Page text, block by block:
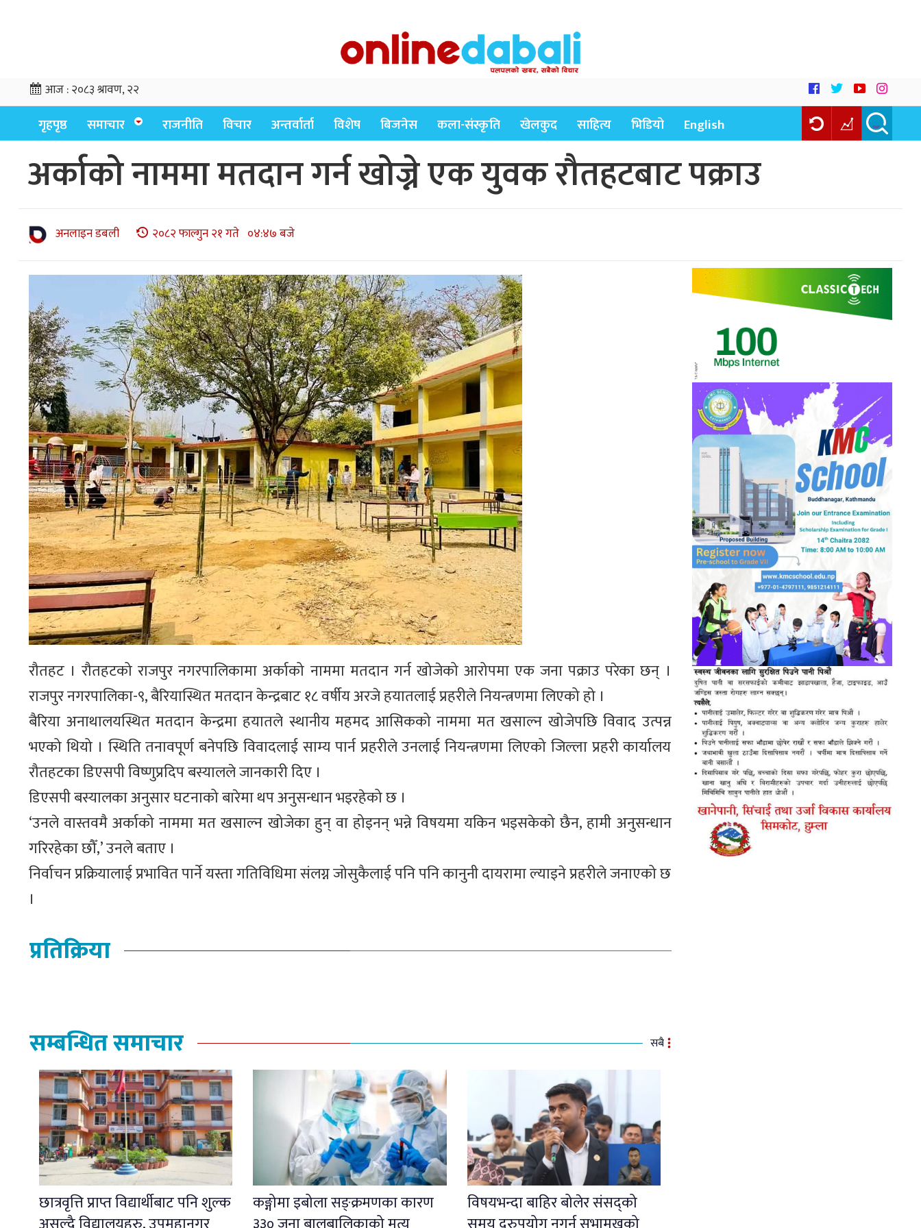
आज :२०८३ श्रावण, २२
गृहपृष्ठ समाचार राजनीति विचार अन्तर्वार्ता विशेष बिजनेस कला-संस्कृति खेलकुद साहित्य भिडियो English
अर्काको नाममा मतदान गर्न खोज्ने एक युवक रौतहटबाट पक्राउ
अनलाइन डबली २०८२ फाल्गुन २१ गते ०४:४७ बजे
रौतहट । रौतहटको राजपुर नगरपालिकामा अर्काको नाममा मतदान गर्न खोजेको आरोपमा एक जना पक्राउ परेका छन् ।
राजपुर नगरपालिका-९, बैरियास्थित मतदान केन्द्रबाट १८ वर्षीय अरजे हयातलाई प्रहरीले नियन्त्रणमा लिएको हो ।
बैरिया अनाथालयस्थित मतदान केन्द्रमा हयातले स्थानीय महमद आसिकको नाममा मत खसाल्न खोजेपछि विवाद उत्पन्न
भएको थियो । स्थिति तनावपूर्ण बनेपछि विवादलाई साम्य पार्न प्रहरीले उनलाई नियन्त्रणमा लिएको जिल्ला प्रहरी कार्यालय
रौतहटका डिएसपी विष्णुप्रदिप बस्यालले जानकारी दिए ।
डिएसपी बस्यालका अनुसार घटनाको बारेमा थप अनुसन्धान भइरहेको छ ।
‘उनले वास्तवमै अर्काको नाममा मत खसाल्न खोजेका हुन् वा होइनन् भन्ने विषयमा यकिन भइसकेको छैन, हामी अनुसन्धान
गरिरहेका छौँ,’ उनले बताए ।
निर्वाचन प्रक्रियालाई प्रभावित पार्ने यस्ता गतिविधिमा संलग्न जोसुकैलाई पनि पनि कानुनी दायरामा ल्याइने प्रहरीले जनाएको छ
।
प्रतिक्रिया
सम्बन्धित समाचार सबै
छात्रवृत्ति प्राप्त विद्यार्थीबाट पनि शुल्क
कङ्गोमा इबोला सङ्क्रमणका कारण
विषयभन्दा बाहिर बोलेर संसद्को